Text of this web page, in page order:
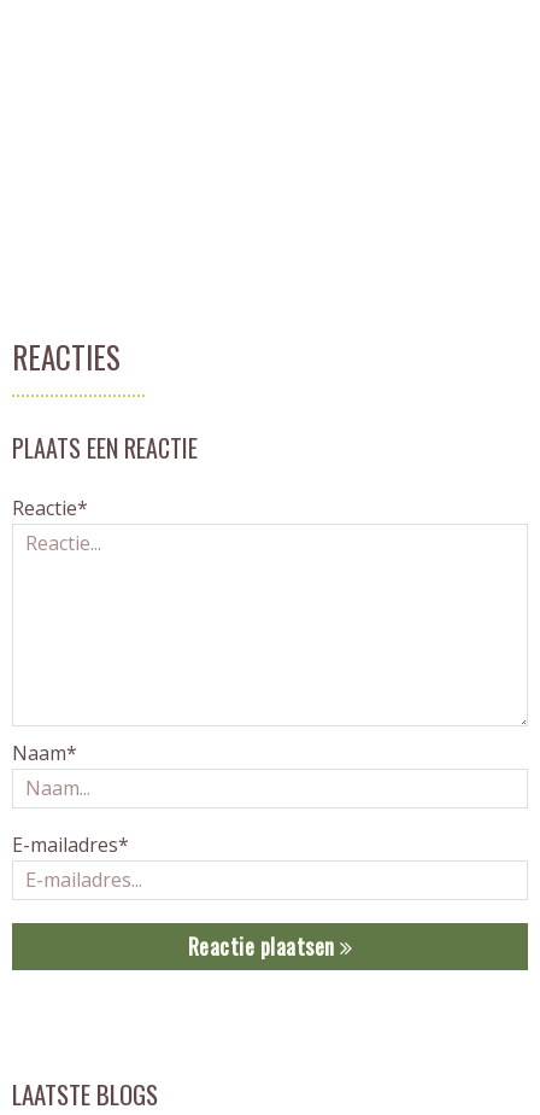
REACTIES
PLAATS EEN REACTIE
Reactie*
Naam*
E-mailadres*
Reactie plaatsen
LAATSTE BLOGS